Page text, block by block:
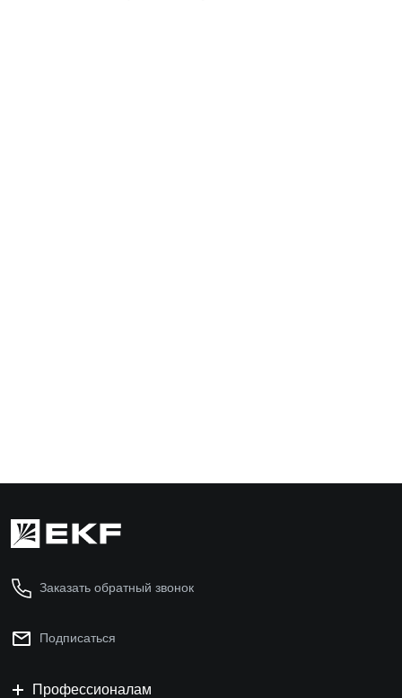
Заказать обратный звонок
Подписаться
Профессионалам